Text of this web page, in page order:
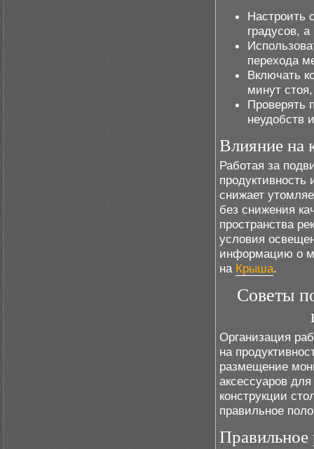
Настроить
градусов,
перехода
Включать
минут
Проверять
неудобств
Влияние на
Работая за
снижает
без снижения
пространства
условия
информацию о
на Крыша.
Советы
Организация
на
размещение
аксессуаров
конструкции
правильное
Правильное